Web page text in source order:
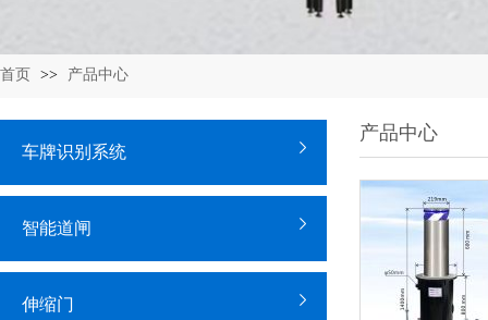
首页 >> 产品中心
车牌识别系统
智能道闸
伸缩门
产品中心